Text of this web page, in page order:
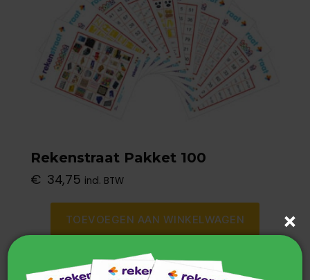
Rekenstraat Pakket 100
€ 34,75 incl. BTW
TOEVOEGEN AAN WINKELWAGEN